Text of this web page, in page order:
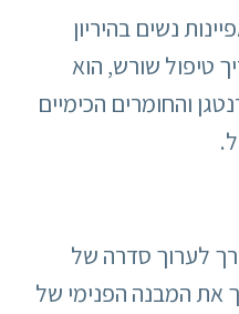
נשים בהיריון
טיפול שורש, הוא
והחומרים הכימיים
לערוך סדרה של
את המבנה הפנימי של